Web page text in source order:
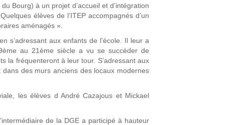
Bourg) à un projet d’accueil et d’intégration
élèves de l’ITEP accompagnés d’un
aménagés ».
s’adressant aux enfants de l’école. Il leur a
au 21ème siècle a vu se succéder de
la fréquenteront à leur tour. S’adressant aux
des murs anciens des locaux modernes
les élèves d André Cazajous et Mickael
de la DGE a participé à hauteur